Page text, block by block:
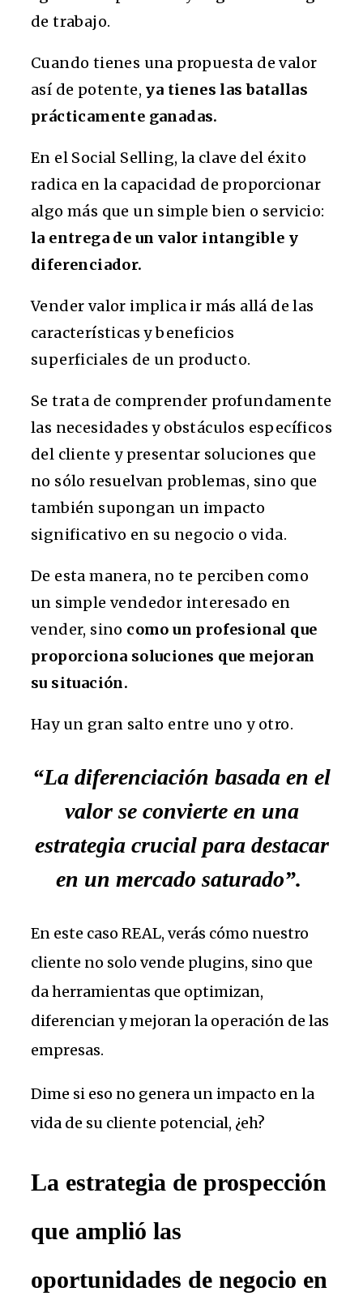
de trabajo.
Cuando tienes una propuesta de valor
así de potente, ya tienes las batallas
prácticamente ganadas.
En el Social Selling, la clave del éxito
radica en la capacidad de proporcionar
algo más que un simple bien o servicio:
la entrega de un valor intangible y
diferenciador.
Vender valor implica ir más allá de las
características y beneficios
superficiales de un producto.
Se trata de comprender profundamente
las necesidades y obstáculos específicos
del cliente y presentar soluciones que
no sólo resuelvan problemas, sino que
también supongan un impacto
significativo en su negocio o vida.
De esta manera, no te perciben como
un simple vendedor interesado en
vender, sino como un profesional que
proporciona soluciones que mejoran
su situación.
Hay un gran salto entre uno y otro.
“La diferenciación basada en el
valor se convierte en una
estrategia crucial para destacar
en un mercado saturado”.
En este caso REAL, verás cómo nuestro
cliente no solo vende plugins, sino que
da herramientas que optimizan,
diferencian y mejoran la operación de las
empresas.
Dime si eso no genera un impacto en la
vida de su cliente potencial, ¿eh?
La estrategia de prospección
que amplió las
oportunidades de negocio en